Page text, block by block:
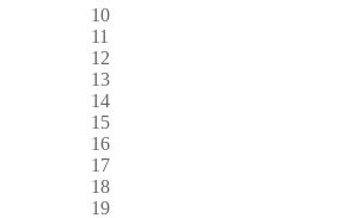
10
11
12
13
14
15
16
17
18
19